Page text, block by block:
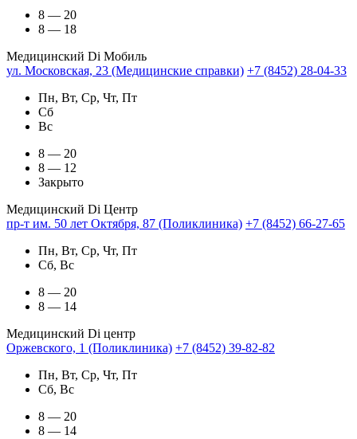
8 — 20
8 — 18
Медицинский Di Мобиль
ул. Московская, 23 (Медицинские справки) +7 (8452) 28-04-33
Пн, Вт, Ср, Чт, Пт
Сб
Вс
8 — 20
8 — 12
Закрыто
Медицинский Di Центр
пр-т им. 50 лет Октября, 87 (Поликлиника) +7 (8452) 66-27-65
Пн, Вт, Ср, Чт, Пт
Сб, Вс
8 — 20
8 — 14
Медицинский Di центр
Оржевского, 1 (Поликлиника) +7 (8452) 39-82-82
Пн, Вт, Ср, Чт, Пт
Сб, Вс
8 — 20
8 — 14